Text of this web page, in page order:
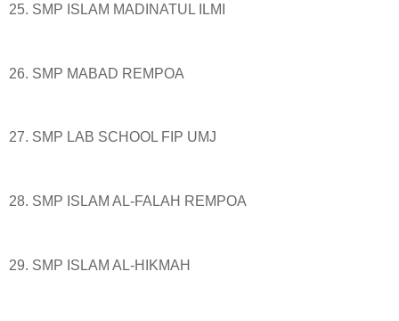
25. SMP ISLAM MADINATUL ILMI
26. SMP MABAD REMPOA
27. SMP LAB SCHOOL FIP UMJ
28. SMP ISLAM AL-FALAH REMPOA
29. SMP ISLAM AL-HIKMAH